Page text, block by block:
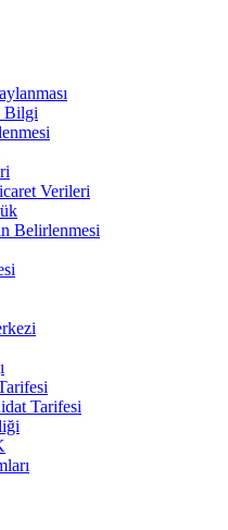
Bilgi
Verileri
Belirlenmesi
Tarifesi